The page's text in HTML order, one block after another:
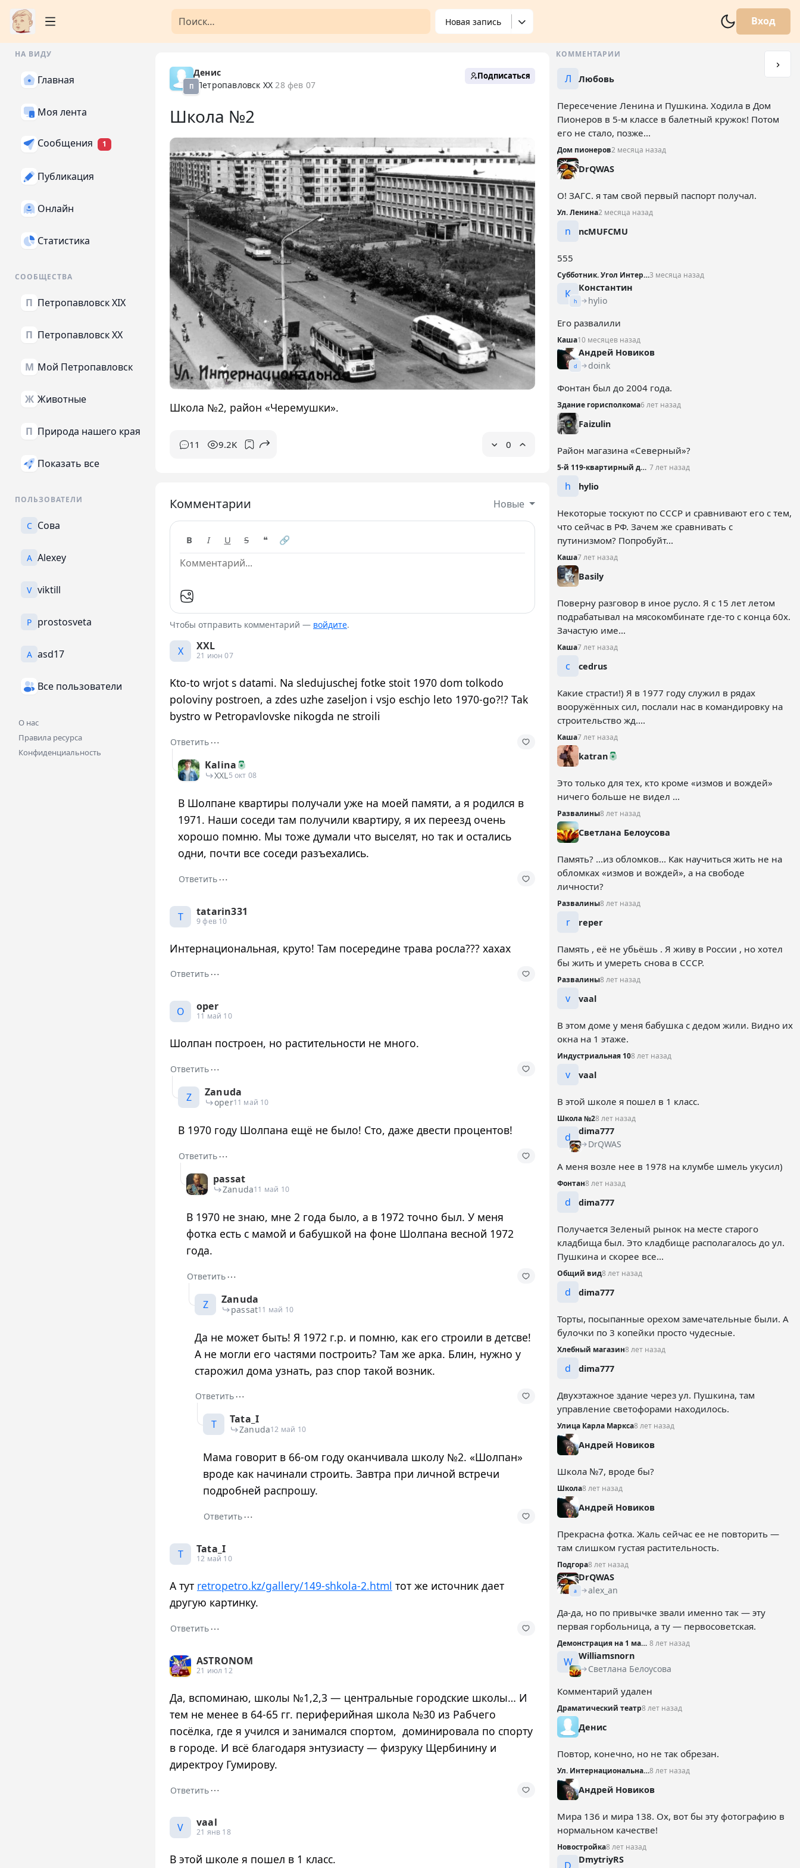
Новая запись Вход
НА ВИДУ
Главная
Моя лента
Сообщения 1
Публикация
Онлайн
Статистика
СООБЩЕСТВА
П Петропавловск XIX
П Петропавловск XX
М Мой Петропавловск
Ж Животные
П Природа нашего края
Показать все
ПОЛЬЗОВАТЕЛИ
С Сова
A Alexey
V viktill
P prostosveta
A asd17
Все пользователи
О нас
Правила ресурса
Конфиденциальность
П
Денис
Петропавловск XX 28 фев 07
Подписаться
Школа №2
Школа №2, район «Черемушки».
11 9.2K 0
Комментарии Новые
B I U S ❝ 🔗
Чтобы отправить комментарий — войдите.
X XXL
21 июн 07
Kto-to wrjot s datami. Na sledujuschej fotke stoit 1970 dom tolkodo
poloviny postroen, a zdes uzhe zaseljon i vsjo eschjo leto 1970-go?!? Tak
bystro w Petropavlovske nikogda ne stroili
Ответить⋯
Kalina
XXL5 окт 08
В Шолпане квартиры получали уже на моей памяти, а я родился в
1971. Наши соседи там получили квартиру, я их переезд очень
хорошо помню. Мы тоже думали что выселят, но так и остались
одни, почти все соседи разъехались.
Ответить⋯
T tatarin331
9 фев 10
Интернациональная, круто! Там посередине трава росла??? хахах
Ответить⋯
O oper
11 май 10
Шолпан построен, но растительности не много.
Ответить⋯
Z Zanuda
oper11 май 10
В 1970 году Шолпана ещё не было! Сто, даже двести процентов!
Ответить⋯
passat
Zanuda11 май 10
В 1970 не знаю, мне 2 года было, а в 1972 точно был. У меня
фотка есть с мамой и бабушкой на фоне Шолпана весной 1972
года.
Ответить⋯
Z Zanuda
passat11 май 10
Да не может быть! Я 1972 г.р. и помню, как его строили в детсве!
А не могли его частями построить? Там же арка. Блин, нужно у
старожил дома узнать, раз спор такой возник.
Ответить⋯
T Tata_I
Zanuda12 май 10
Мама говорит в 66-ом году оканчивала школу №2. «Шолпан»
вроде как начинали строить. Завтра при личной встречи
подробней распрошу.
Ответить⋯
T Tata_I
12 май 10
А тут retropetro.kz/gallery/149-shkola-2.html тот же источник дает
другую картинку.
Ответить⋯
ASTRONOM
21 июл 12
Да, вспоминаю, школы №1,2,3 — центральные городские школы… И
тем не менее в 64-65 гг. периферийная школа №30 из Рабчего
посёлка, где я учился и занимался спортом, доминировала по спорту
в городе. И всё благодаря энтузиасту — физруку Щербинину и
директроу Гумирову.
Ответить⋯
V vaal
21 янв 18
В этой школе я пошел в 1 класс.
КОММЕНТАРИИ
Л Любовь
Пересечение Ленина и Пушкина. Ходила в Дом
Пионеров в 5-м классе в балетный кружок! Потом
его не стало, позже...
Дом пионеров2 месяца назад
DrQWAS
О! ЗАГС. я там свой первый паспорт получал.
Ул. Ленина2 месяца назад
n ncMUFCMU
555
Субботник. Угол Интернациональной и Театральной3 месяца назад
К
h
Константин
hylio
Его развалили
Каша10 месяцев назад
d
Андрей Новиков
doink
Фонтан был до 2004 года.
Здание горисполкома6 лет назад
Faizulin
Район магазина «Северный»?
5-й 119-квартирный дом, 1969 год 7 лет назад
h hylio
Некоторые тоскуют по СССР и сравнивают его с тем,
что сейчас в РФ. Зачем же сравнивать с
путинизмом? Попробуйт...
Каша7 лет назад
Basily
Поверну разговор в иное русло. Я с 15 лет летом
подрабатывал на мясокомбинате где-то с конца 60х.
Зачастую име...
Каша7 лет назад
c cedrus
Какие страсти!) Я в 1977 году служил в рядах
вооружённых сил, послали нас в командировку на
строительство жд....
Каша7 лет назад
katran
Это только для тех, кто кроме «измов и вождей»
ничего больше не видел ...
Развалины8 лет назад
Светлана Белоусова
Память? ...из обломков... Как научиться жить не на
обломках «измов и вождей», а на свободе
личности?
Развалины8 лет назад
r reper
Память , её не убьёшь . Я живу в России , но хотел
бы жить и умереть снова в СССР.
Развалины8 лет назад
v vaal
В этом доме у меня бабушка с дедом жили. Видно их
окна на 1 этаже.
Индустриальная 108 лет назад
v vaal
В этой школе я пошел в 1 класс.
Школа №28 лет назад
d
dima777
DrQWAS
А меня возле нее в 1978 на клумбе шмель укусил)
Фонтан8 лет назад
d dima777
Получается Зеленый рынок на месте старого
кладбища был. Это кладбище располагалось до ул.
Пушкина и скорее все...
Общий вид8 лет назад
d dima777
Торты, посыпанные орехом замечательные были. А
булочки по 3 копейки просто чудесные.
Хлебный магазин8 лет назад
d dima777
Двухэтажное здание через ул. Пушкина, там
управление светофорами находилось.
Улица Карла Маркса8 лет назад
Андрей Новиков
Школа №7, вроде бы?
Школа8 лет назад
Андрей Новиков
Прекрасна фотка. Жаль сейчас ее не повторить —
там слишком густая растительность.
Подгора8 лет назад
a
DrQWAS
alex_an
Да-да, но по привычке звали именно так — эту
первая горбольница, а ту — первосоветская.
Демонстрация на 1 мая №3 8 лет назад
W Williamsnorn
Светлана Белоусова
Комментарий удален
Драматический театр8 лет назад
Денис
Повтор, конечно, но не так обрезан.
Ул. Интернациональная - Пушкина8 лет назад
Андрей Новиков
Мира 136 и мира 138. Ох, вот бы эту фотографию в
нормальном качестве!
Новостройка8 лет назад
DmytriyRS